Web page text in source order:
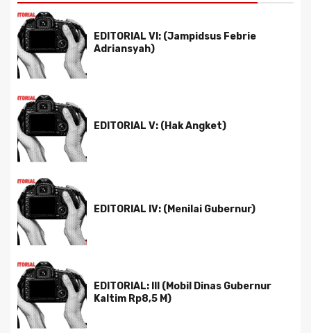
EDITORIAL VI: (Jampidsus Febrie
Adriansyah)
EDITORIAL V: (Hak Angket)
EDITORIAL IV: (Menilai Gubernur)
EDITORIAL: III (Mobil Dinas Gubernur
Kaltim Rp8,5 M)